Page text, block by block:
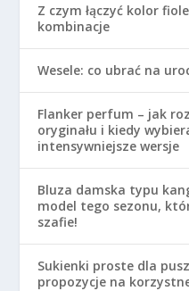
Z czym łączyć kolor
kombinacje
Wesele: co ubrać na
Flanker perfum – jak
oryginału i kiedy
intensywniejsze wersje
Bluza damska typu
model tego sezonu,
szafie!
Sukienki proste dla
propozycje na